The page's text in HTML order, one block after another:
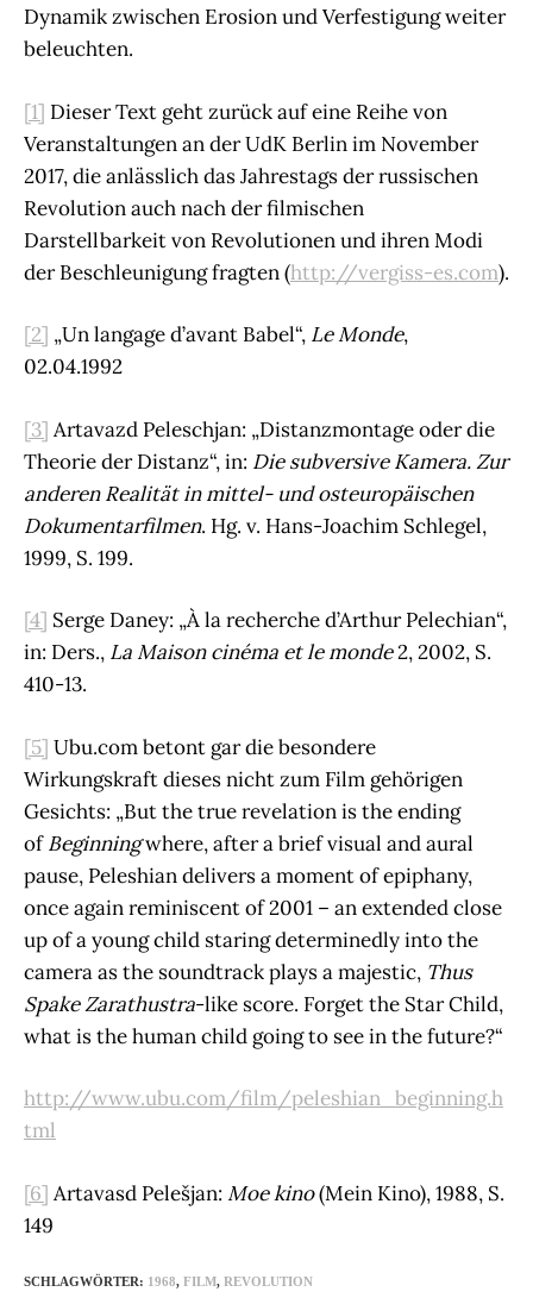
Dynamik zwischen Erosion und Verfestigung weiter
beleuchten.
[1] Dieser Text geht zurück auf eine Reihe von
Veranstaltungen an der UdK Berlin im November
2017, die anlässlich das Jahrestags der russischen
Revolution auch nach der filmischen
Darstellbarkeit von Revolutionen und ihren Modi
der Beschleunigung fragten (http://vergiss-es.com).
[2] „Un langage d’avant Babel“, Le Monde,
02.04.1992
[3] Artavazd Peleschjan: „Distanzmontage oder die
Theorie der Distanz“, in: Die subversive Kamera. Zur
anderen Realität in mittel- und osteuropäischen
Dokumentarfilmen. Hg. v. Hans-Joachim Schlegel,
1999, S. 199.
[4] Serge Daney: „À la recherche d’Arthur Pelechian“,
in: Ders., La Maison cinéma et le monde2, 2002, S.
410-13.
[5] Ubu.com betont gar die besondere
Wirkungskraft dieses nicht zum Film gehörigen
Gesichts: „But the true revelation is the ending
ofBeginningwhere, after a brief visual and aural
pause, Peleshian delivers a moment of epiphany,
once again reminiscent of 2001 – an extended close
up of a young child staring determinedly into the
camera as the soundtrack plays a majestic, Thus
Spake Zarathustra-like score. Forget the Star Child,
what is the human child going to see in the future?“
http://www.ubu.com/film/peleshian_beginning.h
tml
[6] Artavasd Pelešjan: Moe kino(Mein Kino), 1988, S.
149
SCHLAGWÖRTER: 1968, FILM, REVOLUTION